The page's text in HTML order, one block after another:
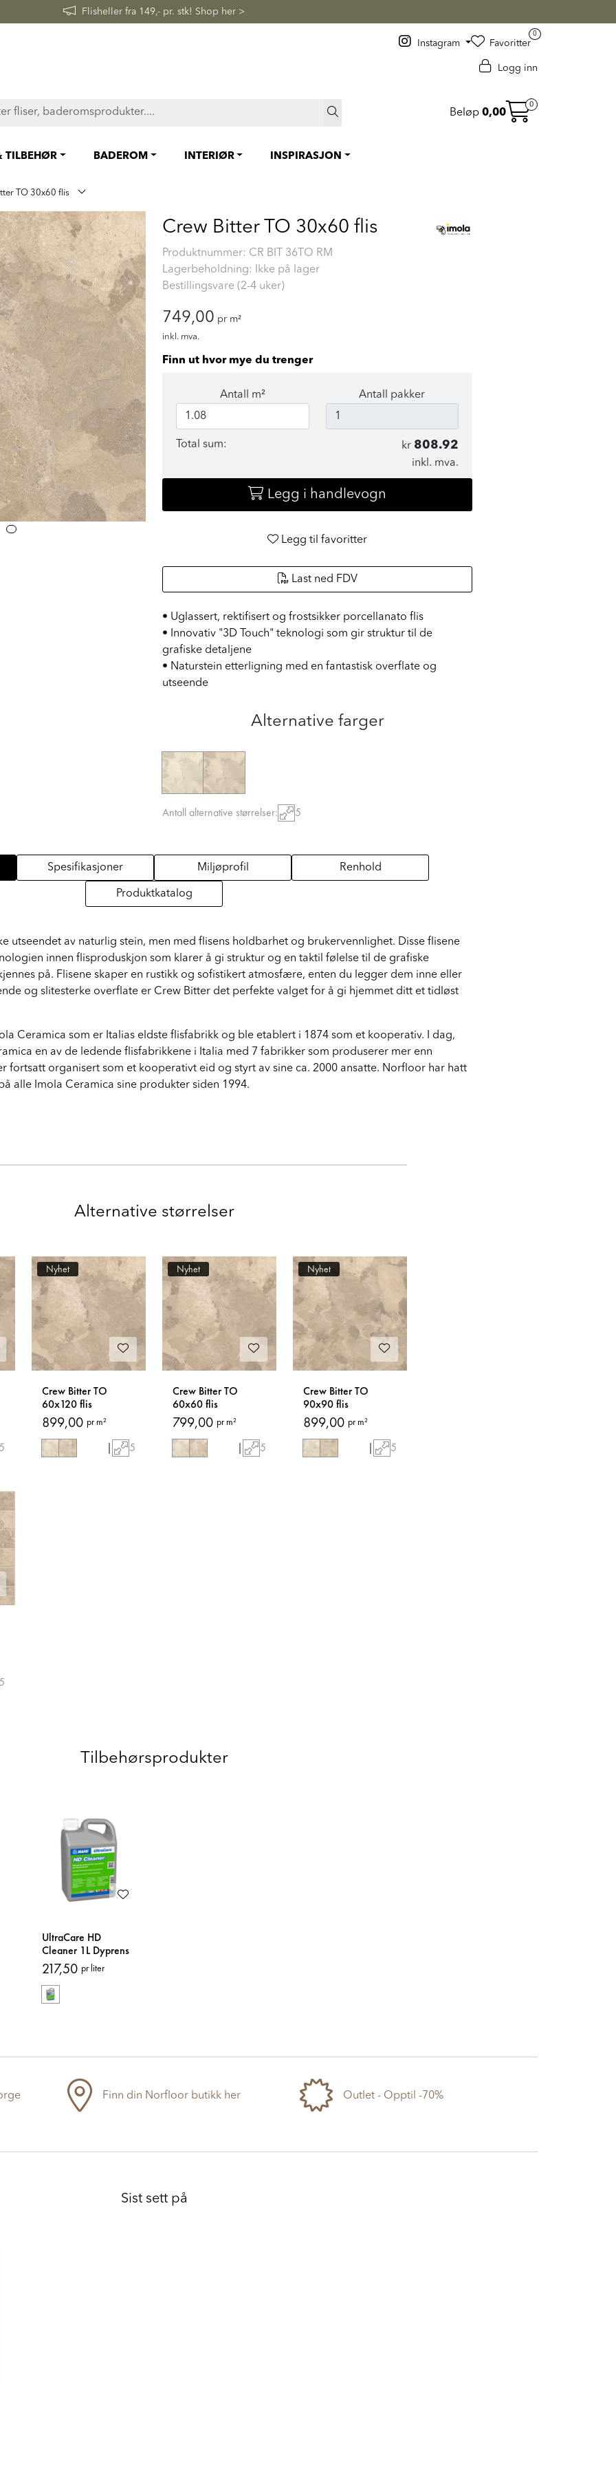
FAST LAVPRIS på en rekke fliser og baderomsprodukter. Shop her >
Instagram
0
Favoritter
Logg inn
Beløp 0,00
0
TILBEHØR BADEROM INTERIØR INSPIRASJON
TO 30x60 flis
Crew Bitter TO 30x60 flis
Produktnummer: CR BIT 36TO RM
Lagerbeholdning: Ikke på lager
Bestillingsvare (2-4 uker)
749,00 pr m²
inkl. mva.
Finn ut hvor mye du trenger
Antall m² Antall pakker
Total sum: kr 808.92
inkl. mva.
Legg i handlevogn
Legg til favoritter
Last ned FDV
• Uglassert, rektifisert og frostsikker porcellanato flis
• Innovativ "3D Touch" teknologi som gir struktur til de
grafiske detaljene
• Naturstein etterligning med en fantastisk overflate og
utseende
Alternative farger
Antall alternative størrelser: 5
Spesifikasjoner Miljøprofil Renhold
Produktkatalog
utseendet av naturlig stein, men med flisens holdbarhet og brukervennlighet. Disse flisene
innen flisproduskjon som klarer å gi struktur og en taktil følelse til de grafiske
på. Flisene skaper en rustikk og sofistikert atmosfære, enten du legger dem inne eller
og slitesterke overflate er Crew Bitter det perfekte valget for å gi hjemmet ditt et tidløst
Ceramica som er Italias eldste flisfabrikk og ble etablert i 1874 som et kooperativ. I dag,
en av de ledende flisfabrikkene i Italia med 7 fabrikker som produserer mer enn
fortsatt organisert som et kooperativt eid og styrt av sine ca. 2000 ansatte. Norfloor har hatt
alle Imola Ceramica sine produkter siden 1994.
Alternative størrelser
5
Nyhet
Crew Bitter TO
60x120 flis
899,00 pr m²
| 5
Nyhet
Crew Bitter TO
60x60 flis
799,00 pr m²
| 5
Nyhet
Crew Bitter TO
90x90 flis
899,00 pr m²
| 5
5
Tilbehørsprodukter
UltraCare HD
Cleaner 1L Dyprens
217,50 pr liter
Finn din Norfloor butikk her Outlet - Opptil -70%
Sist sett på